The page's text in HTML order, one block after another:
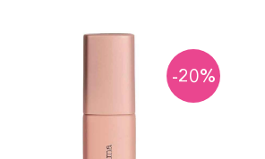
-20%